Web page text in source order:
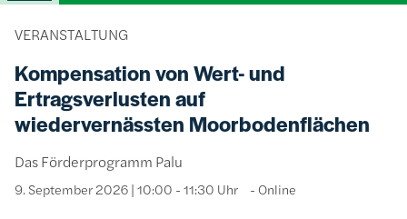
VERANSTALTUNG
Kompensation von Wert- und
Ertragsverlusten auf
wiedervernässten Moorbodenflächen
Das Förderprogramm Palu
9. September 2026 | 10:00 - 11:30 Uhr Online